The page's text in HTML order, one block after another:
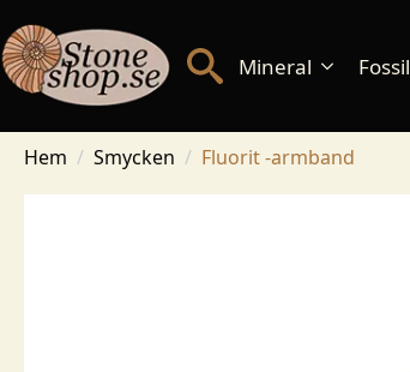
Mineral Fossil
Hem Smycken Fluorit -armband